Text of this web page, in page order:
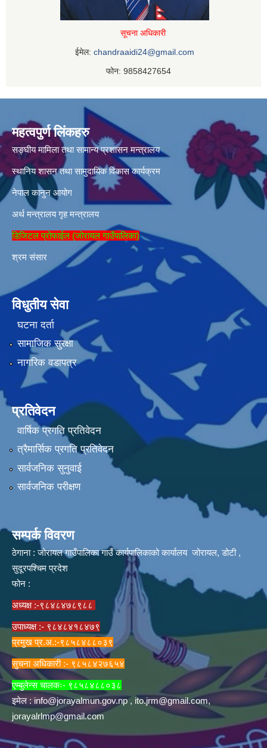
सूचना अधिकारी
ईमेल: chandraaidi24@gmail.com
फोन: 9858427654
महत्वपुर्ण लिंकहरु
सङ्घीय मामिला तथा सामान्य प्रशासन मन्त्रालय
स्थानिय शासन तथा सामुदायिक विकास कार्यक्रम
नेपाल कानुन आयोग
अर्थ मन्त्रालय गृह मन्त्रालय
डिजिटल प्रोफाईल (जोरायल गाउँपालिका)
श्रम संसार
विधुतीय सेवा
घटना दर्ता
सामाजिक सुरक्षा
नागरिक वडापत्र
प्रतिवेदन
वार्षिक प्रगति प्रतिवेदन
त्रैमार्सिक प्रगति प्रतिवेदन
सार्वजनिक सुनुवाई
सार्वजनिक परीक्षण
सम्पर्क विवरण
ठेगाना : जोरायल गाउँपालिका गाउँ कार्यपालिकाको कार्यालय जोरायल, डोटी ,
सुदूरपश्चिम प्रदेश
फोन :
अध्यक्ष :-९८४८४७८९८८
उपाध्यक्ष :- ९८४८४१८४७९
प्रमुख प्र.अ.:-९८५८४८८०३९
सुचना अधिकारी :- ९८५८४२७६५४
एम्बुलेन्स चालकः- ९८५८४८८०३८
इमेल : info@jorayalmun.gov.np, ito.jrm@gmail.com,
jorayalrlmp@gmail.com